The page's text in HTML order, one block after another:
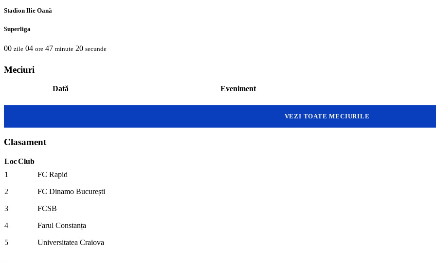
Stadion Ilie Oană
Superliga
00 zile 04 ore 47 minute 19 secunde
Meciuri
Dată Eveniment
VEZI TOATE MECIURILE
Clasament
LocClub
1
FC Rapid
2 FC Dinamo București
3 FCSB
4 Farul Constanța
5 Universitatea Craiova